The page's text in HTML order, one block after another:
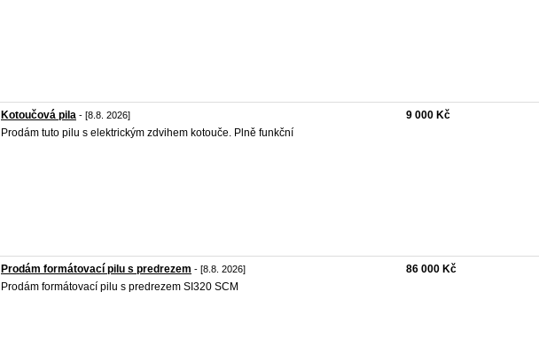
Kotoučová pila - [8.8. 2026]
Prodám tuto pilu s elektrickým zdvihem kotouče. Plně funkční
9 000 Kč
Prodám formátovací pilu s predrezem - [8.8. 2026]
Prodám formátovací pilu s predrezem SI320 SCM
86 000 Kč